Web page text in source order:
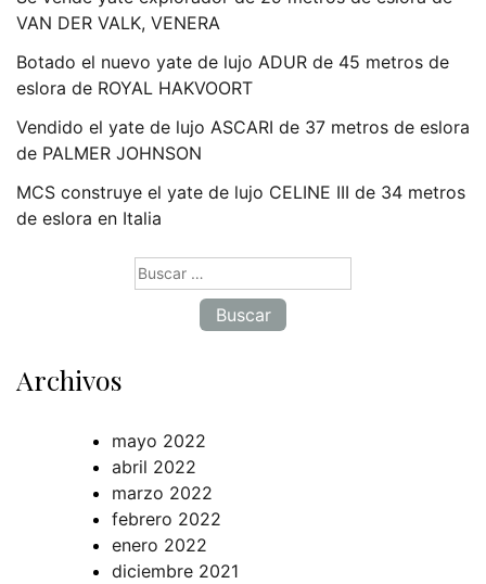
VAN DER VALK, VENERA
Botado el nuevo yate de lujo ADUR de 45 metros de
eslora de ROYAL HAKVOORT
Vendido el yate de lujo ASCARI de 37 metros de eslora
de PALMER JOHNSON
MCS construye el yate de lujo CELINE III de 34 metros
de eslora en Italia
Archivos
mayo 2022
abril 2022
marzo 2022
febrero 2022
enero 2022
diciembre 2021